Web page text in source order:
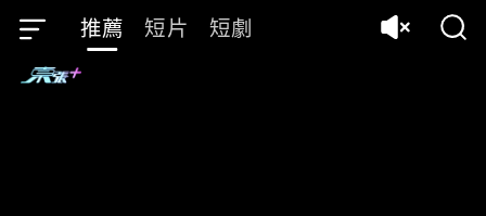
推薦 短片 短劇